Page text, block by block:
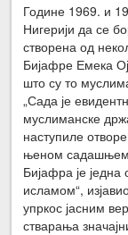
Године 1969. и
Нигерији да се
створена од
Бијафре Емека
што су то
„Сада је
муслиманске
наступиле
њеном садашњем
Бијафра је
исламом“,
упркос јасним
стварања